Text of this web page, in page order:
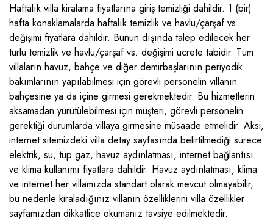
Haftalık villa kiralama fiyatlarına giriş temizliği dahildir. 1 (bir)
hafta konaklamalarda haftalık temizlik ve havlu/çarşaf vs.
değişimi fiyatlara dahildir. Bunun dışında talep edilecek her
türlü temizlik ve havlu/çarşaf vs. değişimi ücrete tabidir. Tüm
villaların havuz, bahçe ve diğer demirbaşlarının periyodik
bakımlarının yapılabilmesi için görevli personelin villanın
bahçesine ya da içine girmesi gerekmektedir. Bu hizmetlerin
aksamadan yürütülebilmesi için müşteri, görevli personelin
gerektiği durumlarda villaya girmesine müsaade etmelidir. Aksi,
internet sitemizdeki villa detay sayfasında belirtilmediği sürece
elektrik, su, tüp gaz, havuz aydınlatması, internet bağlantısı
ve klima kullanımı fiyatlara dahildir. Havuz aydınlatması, klima
ve internet her villamızda standart olarak mevcut olmayabilir,
bu nedenle kiraladığınız villanın özelliklerini villa özellikler
sayfamızdan dikkatlice okumanız tavsiye edilmektedir.